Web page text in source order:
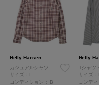
Helly Hansen
カジュアルシャツ
サイズ：L
コンディション： B
Helly
Tシャツ
サイズ：L
コンディ